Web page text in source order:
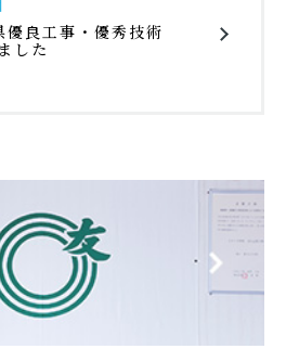
良工事・優秀技術
した